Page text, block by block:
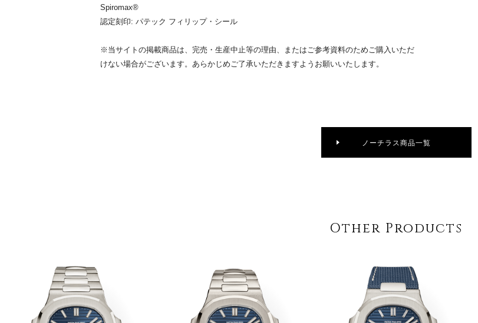
Spiromax®
認定刻印: パテック フィリップ・シール
※当サイトの掲載商品は、完売・生産中止等の理由、またはご参考資料のためご購入いただ
けない場合がございます。あらかじめご了承いただきますようお願いいたします。
ノーチラス商品一覧
Other Products